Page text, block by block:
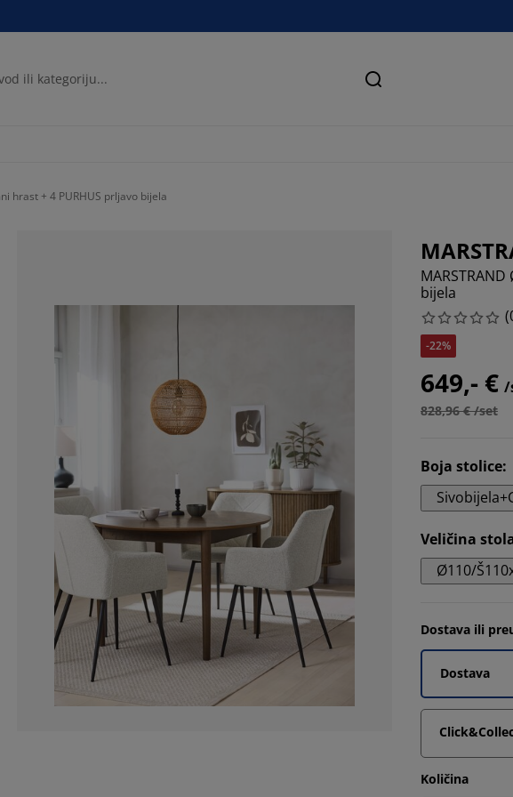
Pretraga
hrast + 4 PURHUS prljavo bijela
bijela
(
-22%
649,- € /
828,96 € /set
Boja stolice:
Veličina
Ø110/
Dostava ili
Dostava
Količina